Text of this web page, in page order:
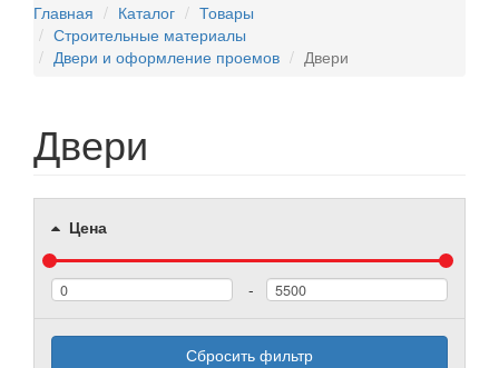
Главная Каталог
Товары
Строительные материалы
Двери и оформление проемов
Двери
Двери
Цена
-
Сбросить фильтр